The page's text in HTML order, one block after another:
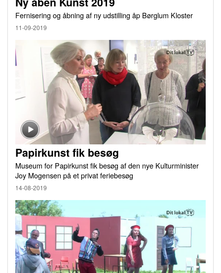
Fernisering og åbning af ny udstilling åp Børglum Kloster
11-09-2019
Papirkunst fik besøg
Museum for Papirkunst fik besøg af den nye Kulturminister
Joy Mogensen på et privat feriebesøg
14-08-2019